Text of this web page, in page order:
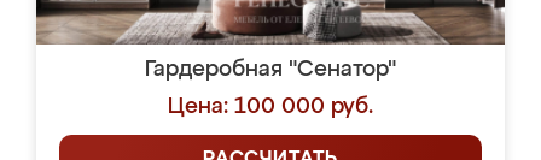
Гардеробная "Сенатор"
Цена: 100 000 руб.